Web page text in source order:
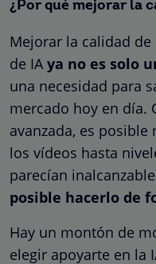
¿Por qué mejorar la
Mejorar la calidad
de IA ya no es solo
una necesidad para
mercado hoy en día.
avanzada, es
los vídeos hasta
parecían
posible hacerlo de
Hay un montón de
elegir apoyarte en la